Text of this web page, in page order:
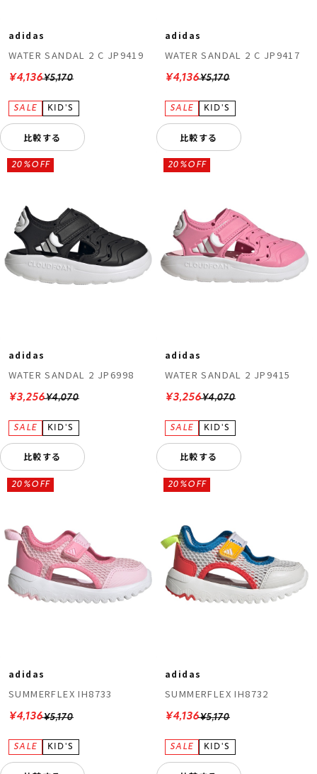
adidas
WATER SANDAL 2 C JP9419
¥5,170
¥4,136
比較する
adidas
WATER SANDAL 2 C JP9417
¥5,170
¥4,136
比較する
adidas
WATER SANDAL 2 JP6998
¥4,070
20%OFF
¥3,256
比較する
adidas
WATER SANDAL 2 JP9415
¥4,070
20%OFF
¥3,256
比較する
adidas
SUMMERFLEX IH8733
¥5,170
20%OFF
¥4,136
adidas
SUMMERFLEX IH8732
¥5,170
20%OFF
¥4,136